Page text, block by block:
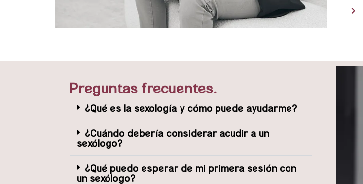
Preguntas frecuentes.
¿Qué es la sexología y cómo puede ayudarme?
¿Cuándo debería considerar acudir a un
sexólogo?
¿Qué puedo esperar de mi primera sesión con
un sexólogo?